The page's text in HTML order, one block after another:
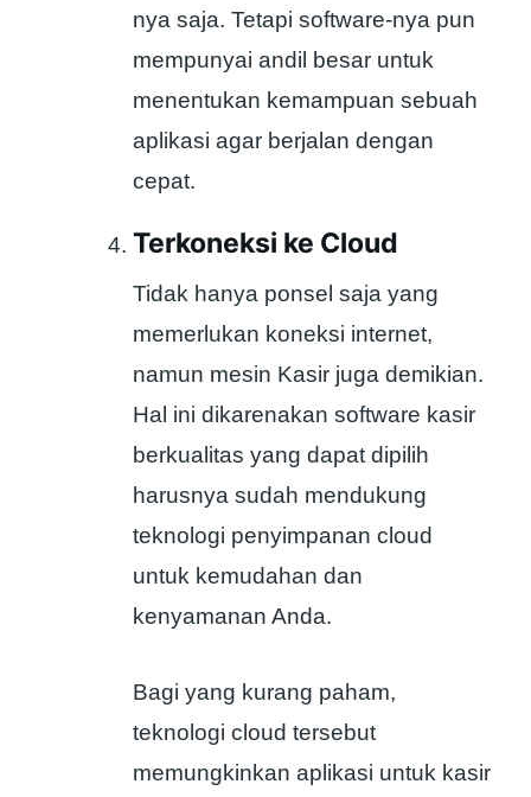
nya saja. Tetapi software-nya pun
mempunyai andil besar untuk
menentukan kemampuan sebuah
aplikasi agar berjalan dengan
cepat.
Terkoneksi ke Cloud
Tidak hanya ponsel saja yang
memerlukan koneksi internet,
namun mesin Kasir juga demikian.
Hal ini dikarenakan software kasir
berkualitas yang dapat dipilih
harusnya sudah mendukung
teknologi penyimpanan cloud
untuk kemudahan dan
kenyamanan Anda.
Bagi yang kurang paham,
teknologi cloud tersebut
memungkinkan aplikasi untuk kasir